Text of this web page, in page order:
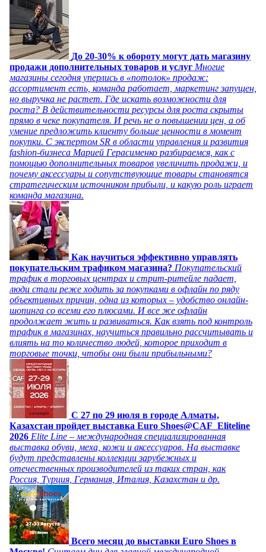
До 20-30% к обороту могут дать магазину
продажи дополнительных товаров и услуг Многие
магазины сегодня уперлись в «потолок» продаж:
ассортимент есть, команда работает, маркетинг запущен,
но выручка не растет. Где искать возможности для
роста? В действительности ресурсы для роста скрыты
прямо в чеке покупателя. И речь не о повышении цен, а об
умение предложить клиенту больше ценности в момент
покупки. С экспертом SR в области управления и развития
fashion-бизнеса Марией Герасименко разбираемся, как с
помощью дополнительных товаров увеличить продажи, и
почему аксессуары и сопутствующие товары становятся
стратегическим источником прибыли, и какую роль играет
команда магазина.
Как научиться эффективно управлять
покупательским трафиком магазина? Покупательский
трафик в торговых центрах и стрит-ритейле падает,
люди стали реже ходить за покупками в офлайн по ряду
объективных причин, одна из которых – удобство онлайн-
шопинга со всеми его плюсами. И все же офлайн
продолжает жить и развиваться. Как взять под контроль
трафик в магазинах, научиться правильно рассчитывать и
влиять на то количество людей, которое приходит в
торговые точки, чтобы они были прибыльными?
C 27 по 29 июля в городе Алматы,
Казахстан пройдет выставка Euro Shoes@CAF_Eliteline
2026 Elite Line – международная специализированная
выставка обуви, меха, кожи и аксессуаров. На выставке
будут представлены коллекции зарубежных и
отечественных производителей из таких стран, как
Россия, Турция, Германия, Италия, Казахстан и др.
Всего месяц до выставки Euro Shoes в